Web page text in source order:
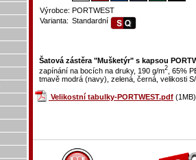
Výrobce: PORTWEST
Varianta: Standardní
Šatová zástěra "Mušketýr" s kapsou
zapínání na bocích na druky, 190 g/m2 , 65%
tmavě modrá (navy), zelená, černá, velikosti
Velikostní tabulky-PORTWEST.pdf (1MB)